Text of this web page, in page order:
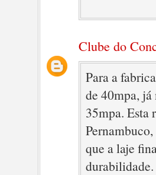
Clube do
Para a
de 40mpa, já
35mpa. Esta
que a laje
durabilidade.